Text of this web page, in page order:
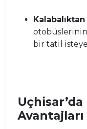
otobüslerinin
bir tatil
Avantajları